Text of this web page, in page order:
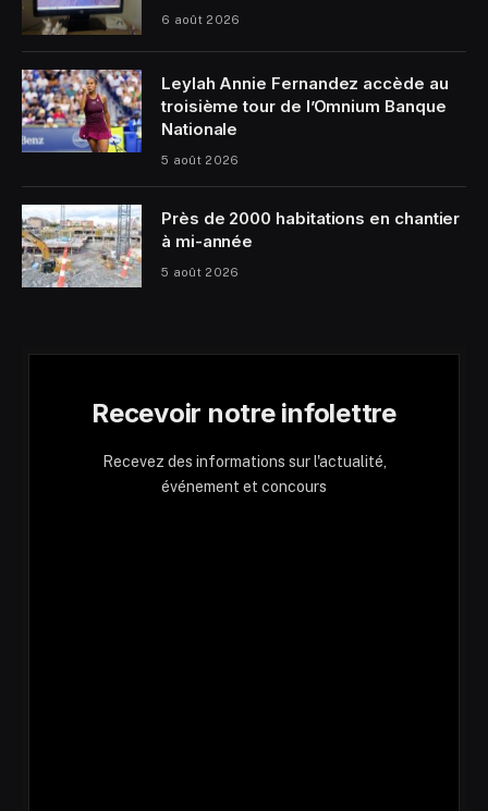
6 août 2026
Leylah Annie Fernandez accède au
troisième tour de l’Omnium Banque
Nationale
5 août 2026
Près de 2000 habitations en chantier
à mi-année
5 août 2026
Recevoir notre infolettre
Recevez des informations sur l'actualité,
événement et concours